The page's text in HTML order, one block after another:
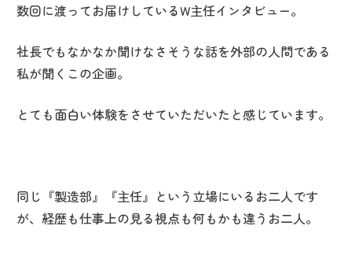
数回に渡ってお届けしているW主任インタビュー。
社長でもなかなか聞けなさそうな話を外部の人間である
私が聞くこの企画。
とても面白い体験をさせていただいたと感じています。
同じ『製造部』『主任』という立場にいるお二人です
が、経歴も仕事上の見る視点も何もかも違うお二人。